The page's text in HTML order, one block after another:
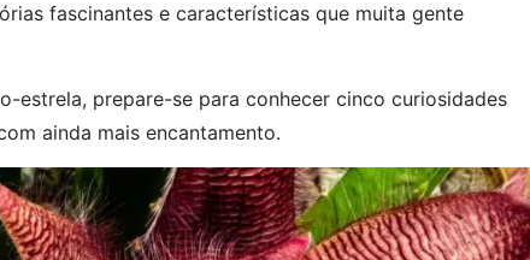
fascinantes e características que muita gente
estrela, prepare-se para conhecer cinco curiosidades
ainda mais encantamento.